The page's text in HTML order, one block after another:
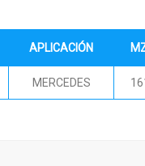
APLICACIÓN
MERCEDES